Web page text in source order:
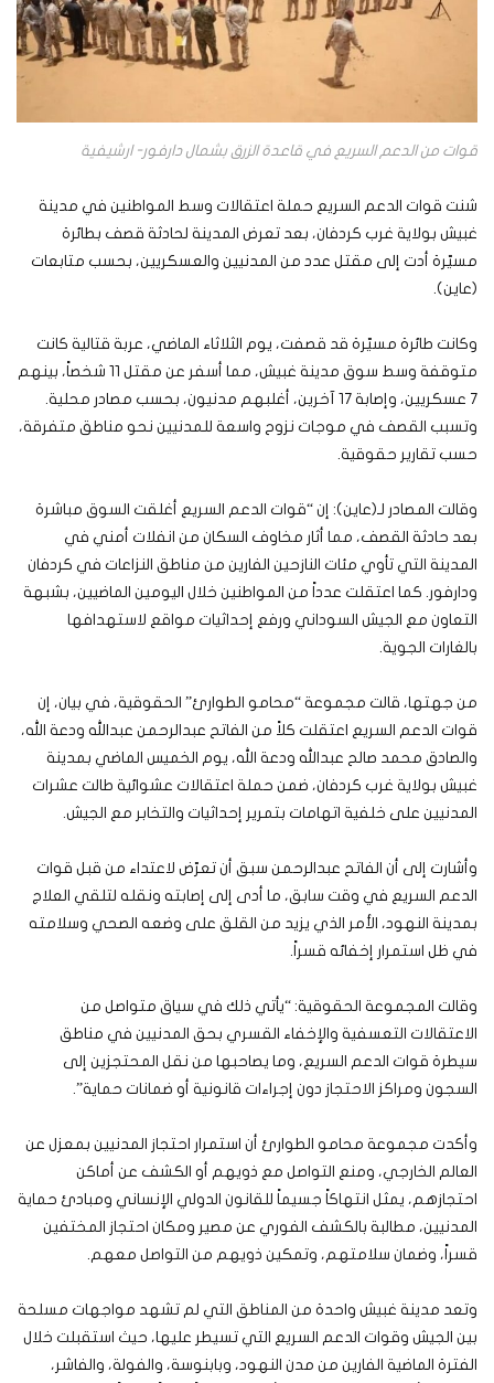
قوات من الدعم السريع في قاعدة الزرق بشمال دارفور- ارشيفية
شنت قوات الدعم السريع حملة اعتقالات وسط المواطنين في مدينة
غبيش بولاية غرب كردفان، بعد تعرض المدينة لحادثة قصف بطائرة
مسيّرة أدت إلى مقتل عدد من المدنيين والعسكريين، بحسب متابعات
(عاين).
وكانت طائرة مسيّرة قد قصفت، يوم الثلاثاء الماضي، عربة قتالية كانت
متوقفة وسط سوق مدينة غبيش، مما أسفر عن مقتل 11 شخصاً، بينهم
7 عسكريين، وإصابة 17 آخرين، أغلبهم مدنيون، بحسب مصادر محلية.
وتسبب القصف في موجات نزوح واسعة للمدنيين نحو مناطق متفرقة،
حسب تقارير حقوقية.
وقالت المصادر لـ(عاين): إن “قوات الدعم السريع أغلقت السوق مباشرة
بعد حادثة القصف، مما أثار مخاوف السكان من انفلات أمني في
المدينة التي تأوي مئات النازحين الفارين من مناطق النزاعات في كردفان
ودارفور. كما اعتقلت عدداً من المواطنين خلال اليومين الماضيين، بشبهة
التعاون مع الجيش السوداني ورفع إحداثيات مواقع لاستهدافها
بالغارات الجوية.
من جهتها، قالت مجموعة “محامو الطوارئ” الحقوقية، في بيان، إن
قوات الدعم السريع اعتقلت كلاً من الفاتح عبدالرحمن عبدالله ودعة الله،
والصادق محمد صالح عبدالله ودعة الله، يوم الخميس الماضي بمدينة
غبيش بولاية غرب كردفان، ضمن حملة اعتقالات عشوائية طالت عشرات
المدنيين على خلفية اتهامات بتمرير إحداثيات والتخابر مع الجيش.
وأشارت إلى أن الفاتح عبدالرحمن سبق أن تعرّض لاعتداء من قبل قوات
الدعم السريع في وقت سابق، ما أدى إلى إصابته ونقله لتلقي العلاج
بمدينة النهود، الأمر الذي يزيد من القلق على وضعه الصحي وسلامته
في ظل استمرار إخفائه قسراً.
وقالت المجموعة الحقوقية: “يأتي ذلك في سياق متواصل من
الاعتقالات التعسفية والإخفاء القسري بحق المدنيين في مناطق
سيطرة قوات الدعم السريع، وما يصاحبها من نقل المحتجزين إلى
السجون ومراكز الاحتجاز دون إجراءات قانونية أو ضمانات حماية”.
وأكدت مجموعة محامو الطوارئ أن استمرار احتجاز المدنيين بمعزل عن
العالم الخارجي، ومنع التواصل مع ذويهم أو الكشف عن أماكن
احتجازهم، يمثل انتهاكاً جسيماً للقانون الدولي الإنساني ومبادئ حماية
المدنيين، مطالبة بالكشف الفوري عن مصير ومكان احتجاز المختفين
قسراً، وضمان سلامتهم، وتمكين ذويهم من التواصل معهم.
وتعد مدينة غبيش واحدة من المناطق التي لم تشهد مواجهات مسلحة
بين الجيش وقوات الدعم السريع التي تسيطر عليها، حيث استقبلت خلال
الفترة الماضية الفارين من مدن النهود، وبابنوسة، والفولة، والفاشر،